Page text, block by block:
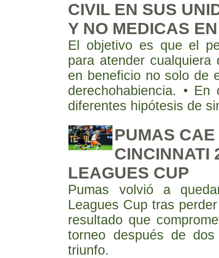
CIVIL EN SUS
Y NO MEDICAS
El objetivo es que el
para atender
en beneficio no solo de
derechohabiencia. •
diferentes hipótesis de
PUMAS
CINCINNATI
LEAGUES CUP
Pumas volvió a
Leagues Cup tras
resultado que
torneo después de
triunfo.